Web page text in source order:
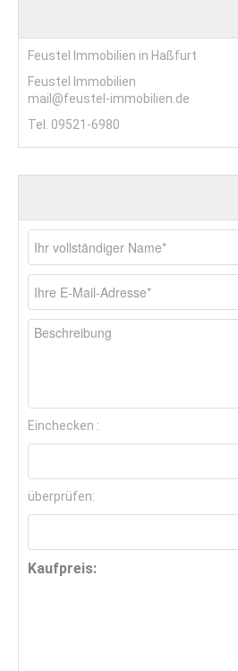
Feustel Immobilien in Haßfurt
Feustel Immobilien
mail@feustel-immobilien.de
Tel. 09521-6980
Einchecken :
überprüfen:
Kaufpreis: